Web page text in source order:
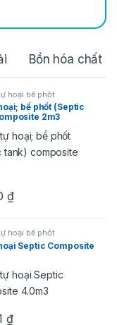
Bồn hóa chất
hoại bể phốt
bể phốt (Septic
2m3
₫
hoại bể phốt
Septic Composite
₫